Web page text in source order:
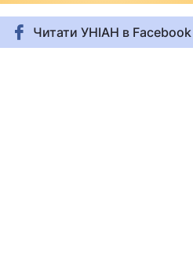
Читати УНІАН в Facebook